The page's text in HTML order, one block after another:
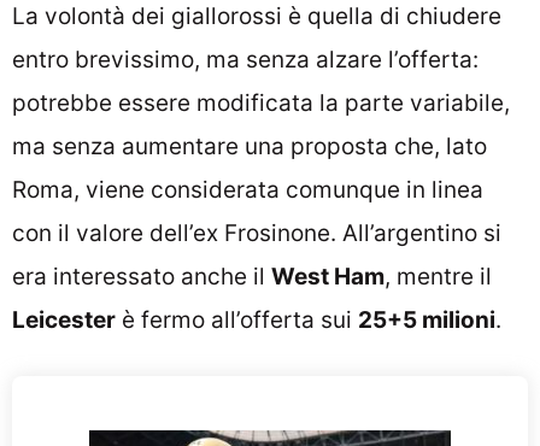
La volontà dei giallorossi è quella di chiudere
entro brevissimo, ma senza alzare l’offerta:
potrebbe essere modificata la parte variabile,
ma senza aumentare una proposta che, lato
Roma, viene considerata comunque in linea
con il valore dell’ex Frosinone. All’argentino si
era interessato anche il West Ham, mentre il
Leicester è fermo all’offerta sui 25+5 milioni.